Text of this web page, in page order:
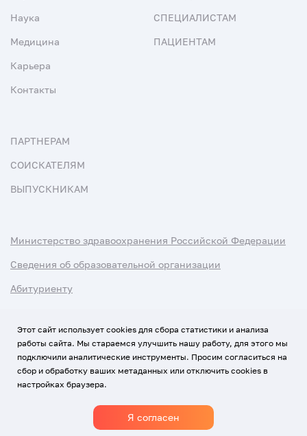
Наука
Медицина
Карьера
Контакты
СПЕЦИАЛИСТАМ
ПАЦИЕНТАМ
ПАРТНЕРАМ
СОИСКАТЕЛЯМ
ВЫПУСКНИКАМ
Министерство здравоохранения Российской Федерации
Сведения об образовательной организации
Абитуриенту
Использование Cookies
Политика обработки персональных данных
© Все права защищены
Этот сайт использует cookies для сбора статистики и анализа
работы сайта. Мы стараемся улучшить нашу работу, для этого мы
подключили аналитические инструменты. Просим согласиться на
сбор и обработку ваших метаданных или отключить cookies в
настройках браузера.
Я согласен